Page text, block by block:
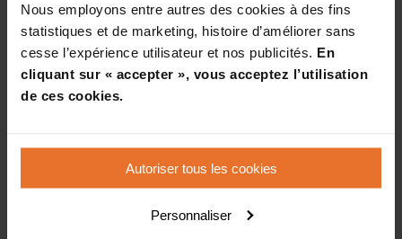
Nous employons entre autres des cookies à des fins
statistiques et de marketing, histoire d’améliorer sans
cesse l’expérience utilisateur et nos publicités. En
cliquant sur « accepter », vous acceptez l’utilisation
de ces cookies.
Autoriser tous les cookies
Personnaliser